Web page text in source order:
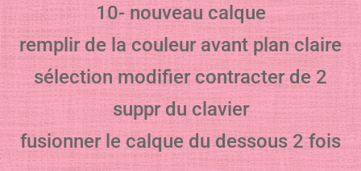
10- nouveau calque
remplir de la couleur avant plan claire
sélection modifier contracter de 2
suppr du clavier
fusionner le calque du dessous 2 fois